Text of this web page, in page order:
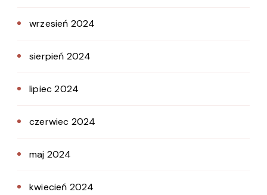
wrzesień 2024
sierpień 2024
lipiec 2024
czerwiec 2024
maj 2024
kwiecień 2024